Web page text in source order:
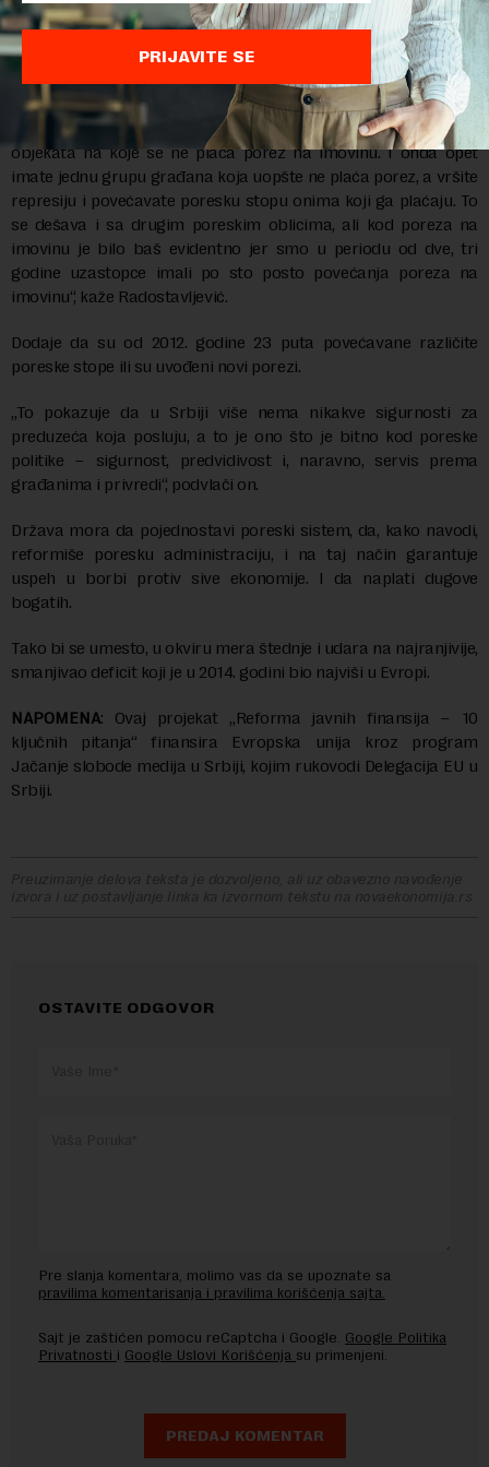
imovinu. Uzmite verske zajednice, po zakonu one ne plaćaju
porez na imovinu samo na objekte koje koriste za služenje
verskih obreda. Na sve ostale, kao što su stanovi, lokali i tako
dalje, treba da plaćaju porez. Zašto Poreska uprava njima ne
daje rešenja ili im daje a oni ne plaćaju je stvar koju treba
ispitati. Takođe, postoji veliki broj nelegalnih i neregistrovanih
objekata na koje se ne plaća porez na imovinu. I onda opet
imate jednu grupu građana koja uopšte ne plaća porez, a vršite
represiju i povećavate poresku stopu onima koji ga plaćaju. To
se dešava i sa drugim poreskim oblicima, ali kod poreza na
imovinu je bilo baš evidentno jer smo u periodu od dve, tri
godine uzastopce imali po sto posto povećanja poreza na
imovinu“, kaže Radostavljević.
Dodaje da su od 2012. godine 23 puta povećavane različite
poreske stope ili su uvođeni novi porezi.
„To pokazuje da u Srbiji više nema nikakve sigurnosti za
preduzeća koja posluju, a to je ono što je bitno kod poreske
politike – sigurnost, predvidivost i, naravno, servis prema
građanima i privredi“, podvlači on.
Država mora da pojednostavi poreski sistem, da, kako navodi,
reformiše poresku administraciju, i na taj način garantuje
uspeh u borbi protiv sive ekonomije. I da naplati dugove
bogatih.
Tako bi se umesto, u okviru mera štednje i udara na najranjivije,
smanjivao deficit koji je u 2014. godini bio najviši u Evropi.
NAPOMENA: Ovaj projekat „Reforma javnih finansija – 10
ključnih pitanja“ finansira Evropska unija kroz program
Jačanje slobode medija u Srbiji, kojim rukovodi Delegacija EU u
Srbiji.
Preuzimanje delova teksta je dozvoljeno, ali uz obavezno navođenje
izvora i uz postavljanje linka ka izvornom tekstu na novaekonomija.rs
OSTAVITE ODGOVOR
Pre slanja komentara, molimo vas da se upoznate sa
pravilima komentarisanja i pravilima korišćenja sajta.
Sajt je zaštićen pomocu reCaptcha i Google. Google Politika
Privatnosti i Google Uslovi Korišćenja su primenjeni.
PRIJAVITE SE